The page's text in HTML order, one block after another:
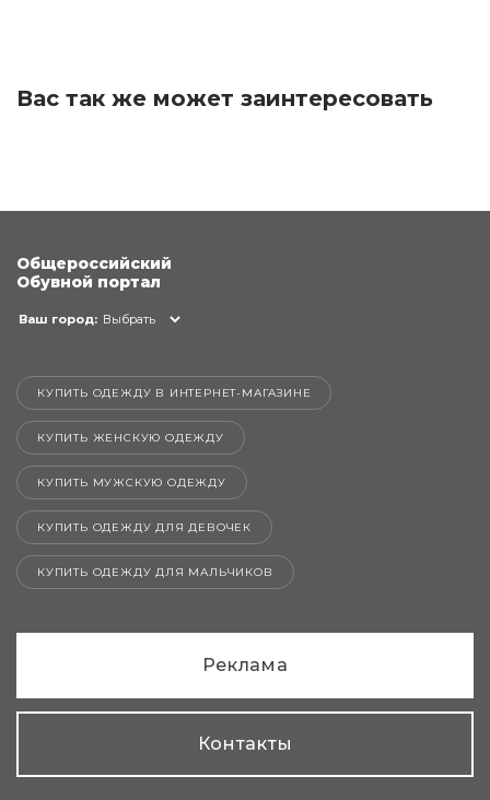
Вас так же может заинтересовать
Общероссийский
Обувной портал
Ваш город: Выбрать
КУПИТЬ ОДЕЖДУ В ИНТЕРНЕТ-МАГАЗИНЕ
КУПИТЬ ЖЕНСКУЮ ОДЕЖДУ
КУПИТЬ МУЖСКУЮ ОДЕЖДУ
КУПИТЬ ОДЕЖДУ ДЛЯ ДЕВОЧЕК
КУПИТЬ ОДЕЖДУ ДЛЯ МАЛЬЧИКОВ
Реклама
Контакты